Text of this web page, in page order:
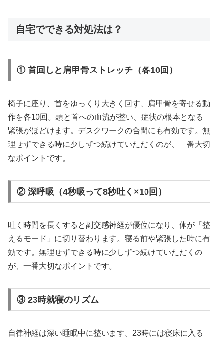
自宅でできる対処法は？
① 首回しと肩甲骨ストレッチ（各10回）
椅子に座り、首をゆっくり大きく回す、肩甲骨を寄せる動
作を各10回。頭と首への血流が整い、症状の根本となる
緊張がほどけます。デスクワークの合間にも有効です。無
理せずできる時に少しずつ続けていただくのが、一番大切
なポイントです。
② 深呼吸（4秒吸って8秒吐く×10回）
吐く時間を長くすると副交感神経が優位になり、体が「整
えるモード」に切り替わります。寝る前や緊張した時に有
効です。無理せずできる時に少しずつ続けていただくの
が、一番大切なポイントです。
③ 23時就寝のリズム
自律神経は深い睡眠中に整います。23時には寝床に入る